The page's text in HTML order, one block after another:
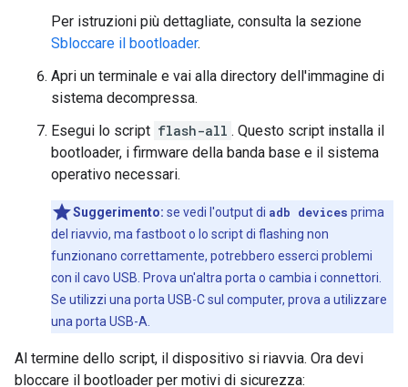
Per istruzioni più dettagliate, consulta la sezione
Sbloccare il bootloader.
Apri un terminale e vai alla directory dell'immagine di
sistema decompressa.
Esegui lo script flash-all . Questo script installa il
bootloader, i firmware della banda base e il sistema
operativo necessari.
Suggerimento: se vedi l'output di adb devices prima
del riavvio, ma fastboot o lo script di flashing non
funzionano correttamente, potrebbero esserci problemi
con il cavo USB. Prova un'altra porta o cambia i connettori.
Se utilizzi una porta USB-C sul computer, prova a utilizzare
una porta USB-A.
Al termine dello script, il dispositivo si riavvia. Ora devi
bloccare il bootloader per motivi di sicurezza: